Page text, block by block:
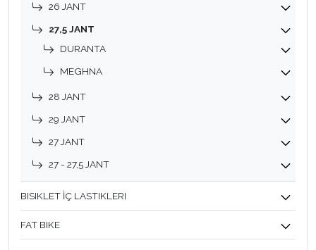
26 JANT
27,5 JANT
DURANTA
MEGHNA
28 JANT
29 JANT
27 JANT
27 - 27,5 JANT
BISIKLET İÇ LASTIKLERI
FAT BIKE